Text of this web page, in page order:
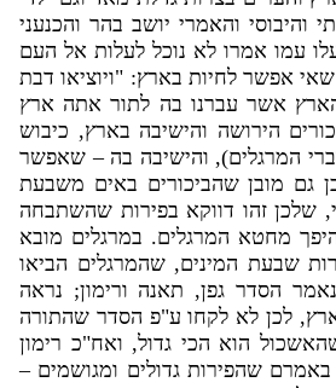
והיבוסי והאמרי יושב בהר והכנעני
עמו אמרו לא נוכל לעלות אל העם
שאי אפשר לחיות בארץ: "ויוציאו דבת
אשר עברנו בה לתור אתה ארץ
הירושה והישיבה בארץ, כיבוש
המרגלים), והישיבה בה – שאפשר
גם מובן שהביכורים באים משבעת
י, שלכן זהו דווקא בפירות שהשתבחה
מחטא המרגלים. במרגלים מובא
שבעת המינים,שהמרגלים הביאו
הסדר גפן, תאנה ורימון; נראה
לכן לא לקחו ע"פ הסדר שהתורה
הוא הכי גדול, ואח"כ רימון
שהפירות גדולים ומגושמים –